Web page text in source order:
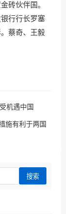
砖伙伴国。
行行长罗塞
蔡奇、王毅
机遇中国
施有利于两国
搜索